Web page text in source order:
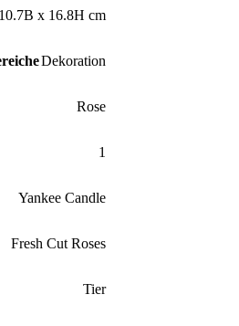
10.7B x 16.8H cm
Dekoration
Rose
‎1
Yankee Candle
Fresh Cut Roses
Tier